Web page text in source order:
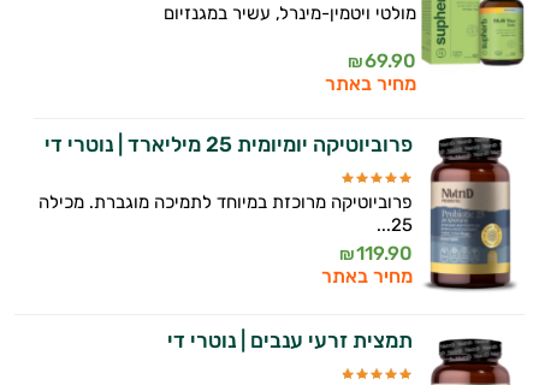
מולטי ויטמין-מינרל, עשיר במגנזיום
69.90
₪
מחיר באתר
פרוביוטיקה יומיומית 25 מיליארד | נוטרי די
פרוביוטיקה מרוכזת במיוחד לתמיכה מוגברת. מכילה
25...
119.90
₪
מחיר באתר
תמצית זרעי ענבים | נוטרי די